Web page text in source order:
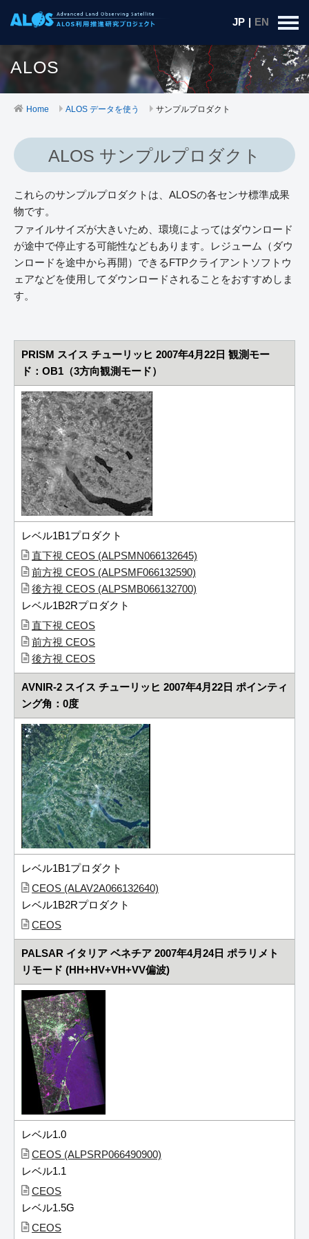
JP | EN
ALOS
Home ALOS データを使う サンプルプロダクト
ALOS サンプルプロダクト
これらのサンプルプロダクトは、ALOSの各センサ標準成果
物です。
ファイルサイズが大きいため、環境によってはダウンロード
が途中で停止する可能性などもあります。レジューム（ダウ
ンロードを途中から再開）できるFTPクライアントソフトウ
ェアなどを使用してダウンロードされることをおすすめしま
す。
PRISM スイス チューリッヒ 2007年4月22日 観測モー
ド：OB1（3方向観測モード）
レベル1B1プロダクト
直下視 CEOS (ALPSMN066132645)
前方視 CEOS (ALPSMF066132590)
後方視 CEOS (ALPSMB066132700)
レベル1B2Rプロダクト
直下視 CEOS
前方視 CEOS
後方視 CEOS
AVNIR-2 スイス チューリッヒ 2007年4月22日 ポインティ
ング角：0度
レベル1B1プロダクト
CEOS (ALAV2A066132640)
レベル1B2Rプロダクト
CEOS
PALSAR イタリア ベネチア 2007年4月24日 ポラリメト
リモード (HH+HV+VH+VV偏波)
レベル1.0
CEOS (ALPSRP066490900)
レベル1.1
CEOS
レベル1.5G
CEOS